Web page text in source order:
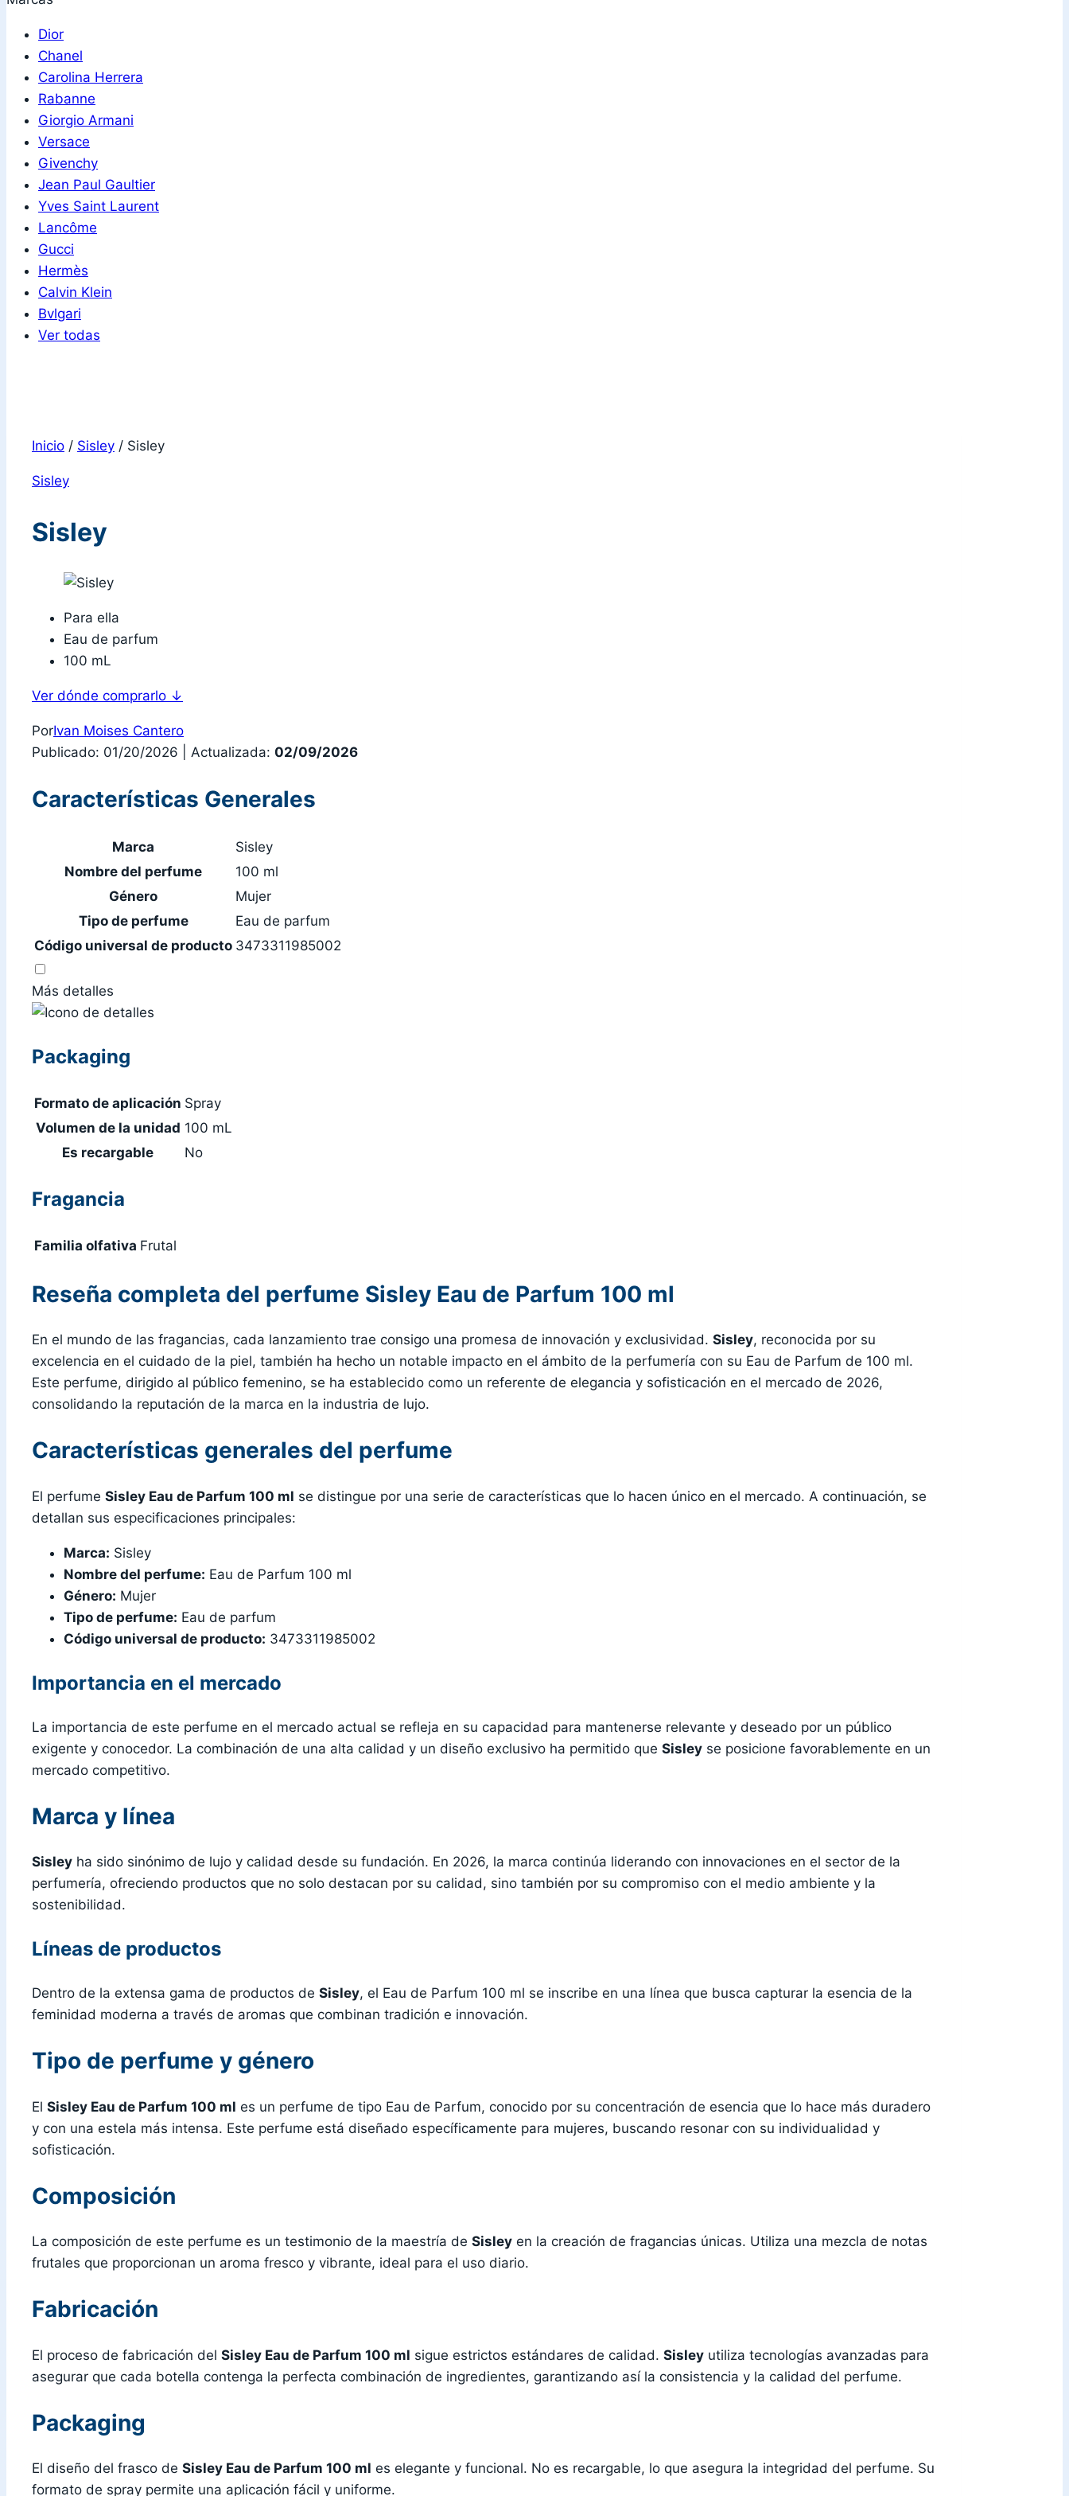
Dior
Chanel
Carolina Herrera
Rabanne
Giorgio Armani
Versace
Givenchy
Jean Paul Gaultier
Yves Saint Laurent
Lancôme
Gucci
Hermès
Calvin Klein
Bvlgari
Ver todas
Inicio / Sisley / Sisley
Sisley
Sisley
Para ella
Eau de parfum
100 mL
Ver dónde comprarlo ↓
PorIvan Moises Cantero
Publicado: 01/20/2026
Actualizada: 02/09/2026
Características Generales
Marca
Sisley
Nombre del perfume
100 ml
Género
Mujer
Tipo de perfume
Eau de parfum
Código universal de producto 3473311985002
Más detalles
Packaging
Formato de aplicación Spray
Volumen de la unidad 100 mL
Es recargable
No
Fragancia
Familia olfativa Frutal
Reseña completa del perfume Sisley Eau de Parfum 100 ml
En el mundo de las fragancias, cada lanzamiento trae consigo una promesa de innovación y exclusividad. Sisley, reconocida por su
excelencia en el cuidado de la piel, también ha hecho un notable impacto en el ámbito de la perfumería con su Eau de Parfum de 100 ml.
Este perfume, dirigido al público femenino, se ha establecido como un referente de elegancia y sofisticación en el mercado de 2026,
consolidando la reputación de la marca en la industria de lujo.
Características generales del perfume
El perfume Sisley Eau de Parfum 100 ml se distingue por una serie de características que lo hacen único en el mercado. A continuación, se
detallan sus especificaciones principales:
Marca: Sisley
Nombre del perfume: Eau de Parfum 100 ml
Género: Mujer
Tipo de perfume: Eau de parfum
Código universal de producto: 3473311985002
Importancia en el mercado
La importancia de este perfume en el mercado actual se refleja en su capacidad para mantenerse relevante y deseado por un público
exigente y conocedor. La combinación de una alta calidad y un diseño exclusivo ha permitido que Sisley se posicione favorablemente en un
mercado competitivo.
Marca y línea
Sisley ha sido sinónimo de lujo y calidad desde su fundación. En 2026, la marca continúa liderando con innovaciones en el sector de la
perfumería, ofreciendo productos que no solo destacan por su calidad, sino también por su compromiso con el medio ambiente y la
sostenibilidad.
Líneas de productos
Dentro de la extensa gama de productos de Sisley, el Eau de Parfum 100 ml se inscribe en una línea que busca capturar la esencia de la
feminidad moderna a través de aromas que combinan tradición e innovación.
Tipo de perfume y género
El Sisley Eau de Parfum 100 ml es un perfume de tipo Eau de Parfum, conocido por su concentración de esencia que lo hace más duradero
y con una estela más intensa. Este perfume está diseñado específicamente para mujeres, buscando resonar con su individualidad y
sofisticación.
Composición
La composición de este perfume es un testimonio de la maestría de Sisley en la creación de fragancias únicas. Utiliza una mezcla de notas
frutales que proporcionan un aroma fresco y vibrante, ideal para el uso diario.
Fabricación
El proceso de fabricación del Sisley Eau de Parfum 100 ml sigue estrictos estándares de calidad. Sisley utiliza tecnologías avanzadas para
asegurar que cada botella contenga la perfecta combinación de ingredientes, garantizando así la consistencia y la calidad del perfume.
Packaging
El diseño del frasco de Sisley Eau de Parfum 100 ml es elegante y funcional. No es recargable, lo que asegura la integridad del perfume. Su
formato de spray permite una aplicación fácil y uniforme.